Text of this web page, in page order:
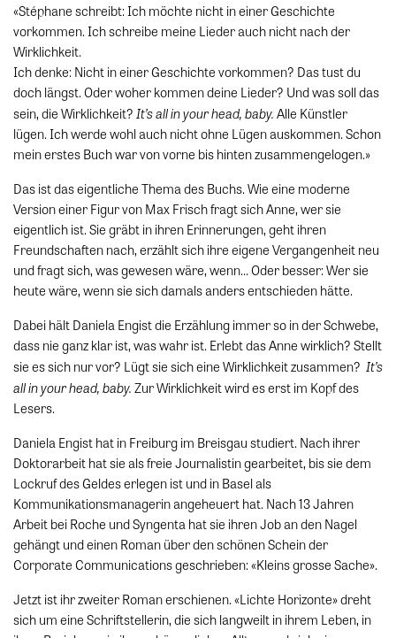
«Stéphane schreibt: Ich möchte nicht in einer Geschichte
vorkommen. Ich schreibe meine Lieder auch nicht nach der
Wirklichkeit.
Ich denke: Nicht in einer Geschichte vorkommen? Das tust du
doch längst. Oder woher kommen deine Lieder? Und was soll das
sein, die Wirklichkeit?It’s all in your head, baby.Alle Künstler
lügen. Ich werde wohl auch nicht ohne Lügen auskommen. Schon
mein erstes Buch war von vorne bis hinten zusammengelogen.»
Das ist das eigentliche Thema des Buchs. Wie eine moderne
Version einer Figur von Max Frisch fragt sich Anne, wer sie
eigentlich ist. Sie gräbt in ihren Erinnerungen, geht ihren
Freundschaften nach, erzählt sich ihre eigene Vergangenheit neu
und fragt sich, was gewesen wäre, wenn… Oder besser: Wer sie
heute wäre, wenn sie sich damals anders entschieden hätte.
Dabei hält Daniela Engist die Erzählung immer so in der Schwebe,
dass nie ganz klar ist, was wahr ist. Erlebt das Anne wirklich? Stellt
sie es sich nur vor? Lügt sie sich eine Wirklichkeit zusammen? It’s
all in your head, baby.Zur Wirklichkeit wird es erst im Kopf des
Lesers.
Daniela Engist hat in Freiburg im Breisgau studiert. Nach ihrer
Doktorarbeit hat sie als freie Journalistin gearbeitet, bis sie dem
Lockruf des Geldes erlegen ist und in Basel als
Kommunikationsmanagerin angeheuert hat. Nach 13 Jahren
Arbeit bei Roche und Syngenta hat sie ihren Job an den Nagel
gehängt und einen Roman über den schönen Schein der
Corporate Communications geschrieben: «Kleins grosse Sache».
Jetzt ist ihr zweiter Roman erschienen. «Lichte Horizonte» dreht
sich um eine Schriftstellerin, die sich langweilt in ihrem Leben, in